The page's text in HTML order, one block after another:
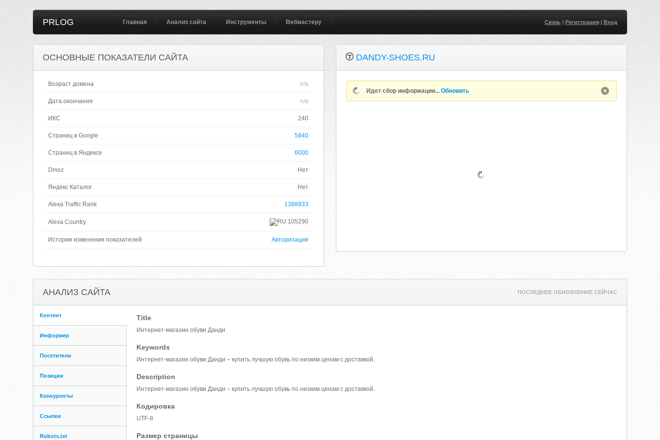
PRLOG Главная Анализ сайта Инструменты Вебмастеру Связь| Регистрация| Вход
ОСНОВНЫЕ ПОКАЗАТЕЛИ САЙТА
Возраст домена n/a
Дата окончания n/a
ИКС 240
Страниц в Google 5840
Страниц в Яндексе 6000
Dmoz Нет
Яндекс Каталог Нет
Alexa Traffic Rank 1388933
Alexa Country 105290
История изменения показателей Авторизация
DANDY-SHOES.RU
Идет сбор информации...Обновить
АНАЛИЗ САЙТА ПОСЛЕДНЕЕ ОБНОВЛЕНИЕ СЕЙЧАС
Контент
Информер
Посетители
Позиции
Конкуренты
Ссылки
Robots.txt
Title
Интернет-магазин обуви Данди
Keywords
Интернет-магазин обуви Данди – купить лучшую обувь по низким ценам с доставкой.
Description
Интернет-магазин обуви Данди – купить лучшую обувь по низким ценам с доставкой.
Кодировка
UTF-8
Размер страницы